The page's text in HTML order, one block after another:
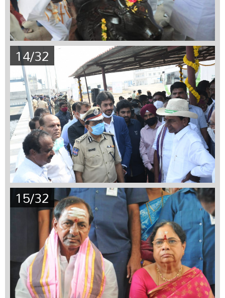
14/32
15/32